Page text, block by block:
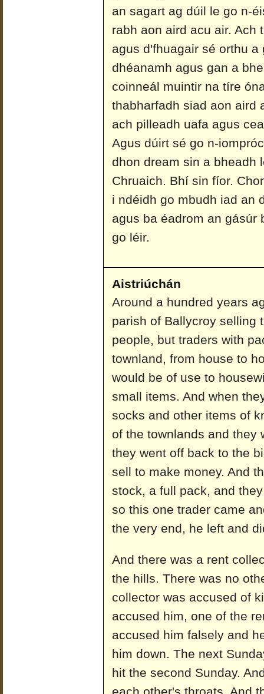
an sagart ag dúil le go n-
rabh aon aird acu air. Ach
agus d'fhuagair sé orthu
dhéanamh agus gan a
coinneál muintir na tíre
thabharfadh siad aon aird
ach pilleadh uafa agus
Agus dúirt sé go n-
dhon dream sin a bheadh
Chruaich. Bhí sin fíor.
i ndéidh go mbudh iad an
agus ba éadrom an gásúr
go léir.
Aistriúchán
Around a hundred years
parish of Ballycroy selling
people, but traders with
townland, from house to
would be of use to
small items. And when
socks and other items of
of the townlands and they
they went off back to the
sell to make money. And
stock, a full pack, and
so this one trader came
the very end, he left and
And there was a rent
the hills. There was no
collector was accused of
accused him, one of the
accused him falsely and
him down. The next
hit the second Sunday.